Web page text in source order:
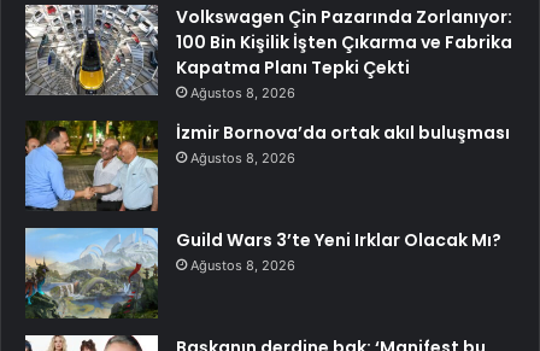
Volkswagen Çin Pazarında Zorlanıyor:
100 Bin Kişilik İşten Çıkarma ve Fabrika
Kapatma Planı Tepki Çekti
Ağustos 8, 2026
İzmir Bornova’da ortak akıl buluşması
Ağustos 8, 2026
Guild Wars 3’te Yeni Irklar Olacak Mı?
Ağustos 8, 2026